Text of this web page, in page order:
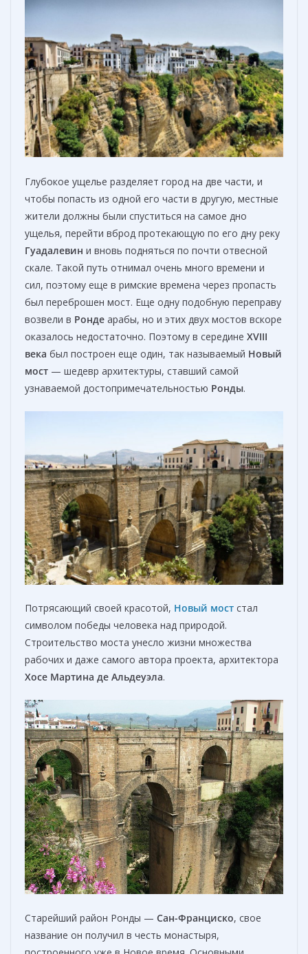
Глубокое ущелье разделяет город на две части, и
чтобы попасть из одной его части в другую, местные
жители должны были спуститься на самое дно
ущелья, перейти вброд протекающую по его дну реку
Гуадалевин и вновь подняться по почти отвесной
скале. Такой путь отнимал очень много времени и
сил, поэтому еще в римские времена через пропасть
был переброшен мост. Еще одну подобную переправу
возвели в Ронде арабы, но и этих двух мостов вскоре
оказалось недостаточно. Поэтому в середине XVIII
века был построен еще один, так называемый Новый
мост — шедевр архитектуры, ставший самой
узнаваемой достопримечательностью Ронды.
Потрясающий своей красотой, Новый мост стал
символом победы человека над природой.
Строительство моста унесло жизни множества
рабочих и даже самого автора проекта, архитектора
Хосе Мартина де Альдеуэла.
Старейший район Ронды — Сан-Франциско, свое
название он получил в честь монастыря,